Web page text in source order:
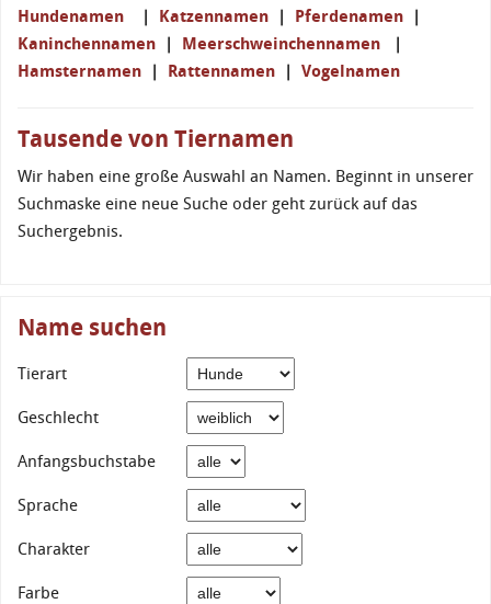
Hundenamen | Katzennamen | Pferdenamen |
Kaninchennamen | Meerschweinchennamen |
Hamsternamen | Rattennamen | Vogelnamen
Tausende von Tiernamen
Wir haben eine große Auswahl an Namen. Beginnt in unserer
Suchmaske eine neue Suche oder geht zurück auf das
Suchergebnis.
Name suchen
Tierart
Geschlecht
Anfangsbuchstabe
Sprache
Charakter
Farbe